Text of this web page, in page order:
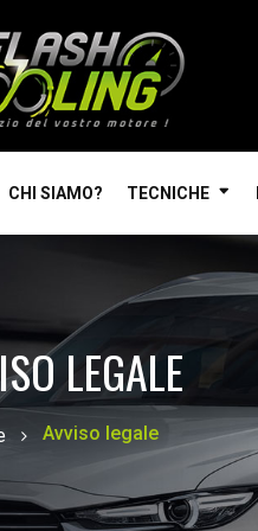
CHI SIAMO? TECNICHE
LEGALE
Avviso legale